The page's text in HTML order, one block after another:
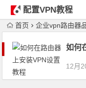
配置VPN教程
首页 企业vpn路由器
如何
12月